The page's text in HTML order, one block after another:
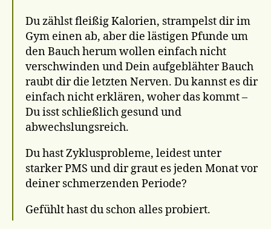
Du zählst fleißig Kalorien, strampelst dir im
Gym einen ab, aber die lästigen Pfunde um
den Bauch herum wollen einfach nicht
verschwinden und Dein aufgeblähter Bauch
raubt dir die letzten Nerven. Du kannst es dir
einfach nicht erklären, woher das kommt –
Du isst schließlich gesund und
abwechslungsreich.
Du hast Zyklusprobleme, leidest unter
starker PMS und dir graut es jeden Monat vor
deiner schmerzenden Periode?
Gefühlt hast du schon alles probiert.